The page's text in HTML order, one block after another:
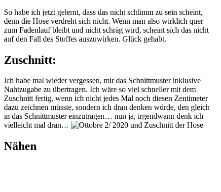
So habe ich jetzt gelernt, dass das nicht schlimm zu sein scheint,
denn die Hose verdreht sich nicht. Wenn man also wirklich quer
zum Fadenlauf bleibt und nicht schräg wird, scheint sich das nicht
auf den Fall des Stoffes auszuwirken. Glück gehabt.
Zuschnitt:
Ich habe mal wieder vergessen, mir das Schnittmuster inklusive
Nahtzugabe zu übertragen. Ich wäre so viel schneller mit dem
Zuschnitt fertig, wenn ich nicht jedes Mal noch diesen Zentimeter
dazu zeichnen müsste, sondern ich dran denken würde, den gleich
in das Schnittmuster einzutragen… nun ja, irgendwann denk ich
vielleicht mal dran…
Nähen